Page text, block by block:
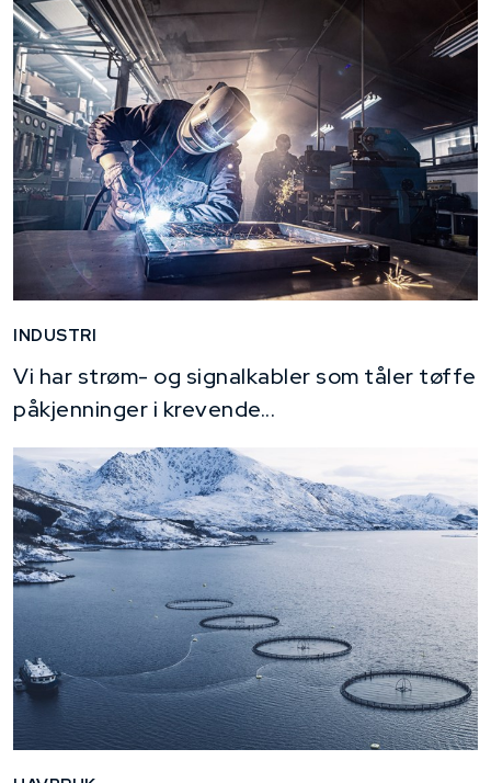
INDUSTRI
Vi har strøm- og signalkabler som tåler tøffe
påkjenninger i krevende...